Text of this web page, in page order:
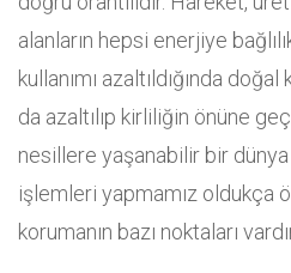
alanların hepsi enerjiye
kullanımı azaltıldığında doğal
da azaltılıp kirliliğin önüne
nesillere yaşanabilir bir
işlemleri yapmamız oldukça
korumanın bazı noktaları